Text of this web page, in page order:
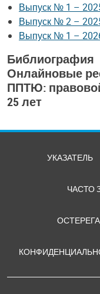
Выпуск № 1 –
Выпуск № 2 –
Выпуск № 1 –
Библиография
Онлайновые
ППТЮ:
25 лет
УКАЗАТЕЛЬ
ЧАСТО